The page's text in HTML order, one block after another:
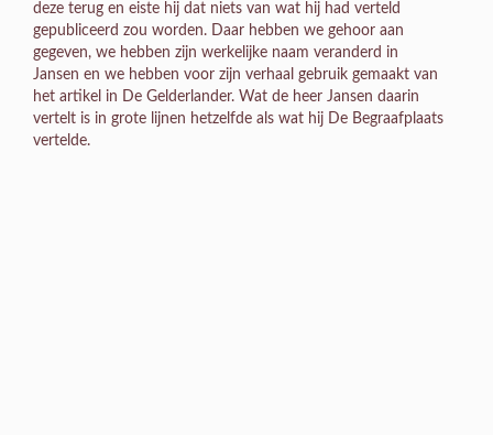
deze terug en eiste hij dat niets van wat hij had verteld
gepubliceerd zou worden. Daar hebben we gehoor aan
gegeven, we hebben zijn werkelijke naam veranderd in
Jansen en we hebben voor zijn verhaal gebruik gemaakt van
het artikel in De Gelderlander. Wat de heer Jansen daarin
vertelt is in grote lijnen hetzelfde als wat hij De Begraafplaats
vertelde.